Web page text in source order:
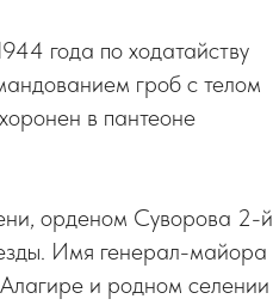
года по ходатайству
гроб с телом
в пантеоне
орденом Суворова 2-й
Имя генерал-майора
и родном селении